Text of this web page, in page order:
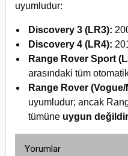
uyumludur:
Discovery 3 (LR3):
Discovery 4 (LR4):
Range Rover Sport
arasındaki tüm
Range Rover (Vogue/
uyumludur; ancak
tümüne uygun değildir
Yorumlar